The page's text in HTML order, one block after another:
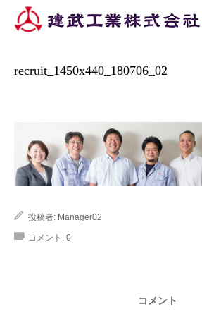
施工実績 recruit_1450x440_180…
recruit_1450x440_180706_02
投稿者: Manager02
コメント: 0
コメント
企業情報
施工実績
リクルート